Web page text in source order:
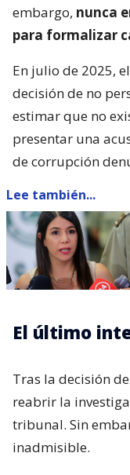
embargo, nunca
para formalizar
En julio de 2025,
decisión de no
estimar que no
presentar una
de corrupción
Lee también...
El último
Tras la decisión
reabrir la
tribunal. Sin
inadmisible.